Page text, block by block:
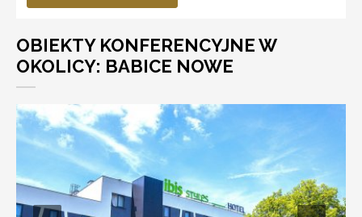
OBIEKTY KONFERENCYJNE W
OKOLICY: BABICE NOWE